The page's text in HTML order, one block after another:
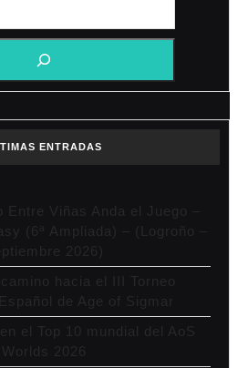
ENTRADAS
Entre Viñas Anda el Juego –
(6ª Ampliada) – (Logroño –
2026)
hacia el III Torneo
de Age of Sigmar
el Top 10 mundial del AoS
Worlds 2026